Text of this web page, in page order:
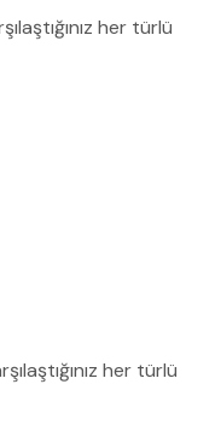
her türlü
her türlü